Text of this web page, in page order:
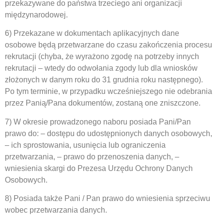
przekazywane do państwa trzeciego ani organizacji
międzynarodowej.
6) Przekazane w dokumentach aplikacyjnych dane
osobowe będą przetwarzane do czasu zakończenia procesu
rekrutacji (chyba, że wyrażono zgodę na potrzeby innych
rekrutacji – wtedy do odwołania zgody lub dla wniosków
złożonych w danym roku do 31 grudnia roku następnego).
Po tym terminie, w przypadku wcześniejszego nie odebrania
przez Panią/Pana dokumentów, zostaną one zniszczone.
7) W okresie prowadzonego naboru posiada Pani/Pan
prawo do: – dostępu do udostępnionych danych osobowych,
– ich sprostowania, usunięcia lub ograniczenia
przetwarzania, – prawo do przenoszenia danych, –
wniesienia skargi do Prezesa Urzędu Ochrony Danych
Osobowych.
8) Posiada także Pani / Pan prawo do wniesienia sprzeciwu
wobec przetwarzania danych.